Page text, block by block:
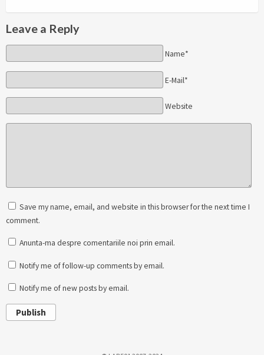
Leave a Reply
Name*
E-Mail*
Website
Save my name, email, and website in this browser for the next time I
comment.
Anunta-ma despre comentariile noi prin email.
Notify me of follow-up comments by email.
Notify me of new posts by email.
Publish